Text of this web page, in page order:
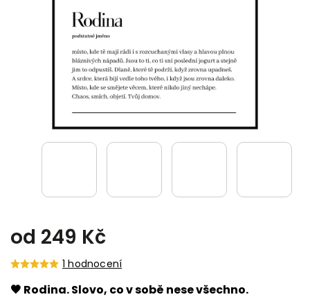
od 249 Kč
1 hodnocení
🖤 Rodina. Slovo, co v sobě nese všechno.